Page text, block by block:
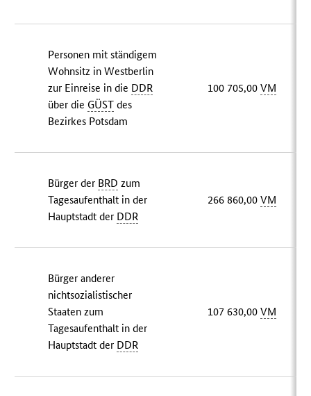
Personen mit ständigem
Wohnsitz in Westberlin
zur Einreise in die DDR
über die GÜST des
Bezirkes Potsdam
100 705,00VM
Bürger der BRD zum
Tagesaufenthalt in der
Hauptstadt der DDR
266 860,00VM
Bürger anderer
nichtsozialistischer
Staaten zum
Tagesaufenthalt in der
Hauptstadt der DDR
107 630,00VM